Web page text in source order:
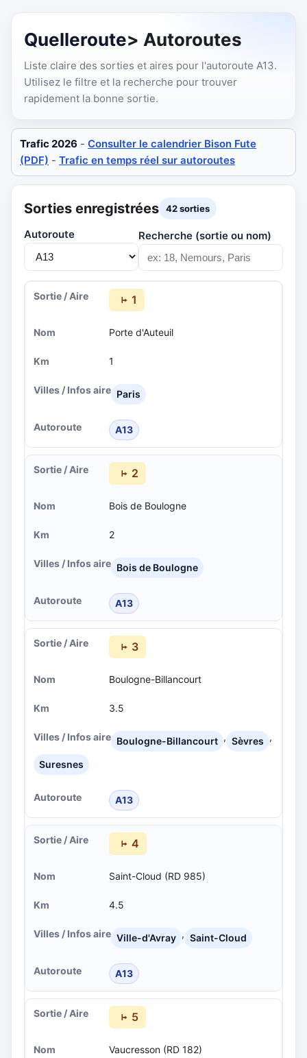
Quelleroute> Autoroutes
Liste claire des sorties et aires pour l'autoroute A13.
Utilisez le filtre et la recherche pour trouver
rapidement la bonne sortie.
Trafic 2026 - Consulter le calendrier Bison Fute
(PDF) - Trafic en temps réel sur autoroutes
Sorties enregistrées 42 sorties
Autoroute Recherche (sortie ou nom)
1
Porte d'Auteuil
1
Paris
A13
2
Bois de Boulogne
2
Bois de Boulogne
A13
3
Boulogne-Billancourt
3.5
Boulogne-Billancourt , Sèvres ,
Suresnes
A13
4
Saint-Cloud (RD 985)
4.5
Ville-d'Avray , Saint-Cloud
A13
5
Vaucresson (RD 182)